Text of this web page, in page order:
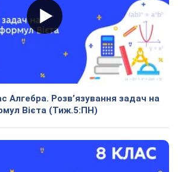
Алгебра. Розв’язування задач на
Вієта (Тиж.5:ПН)